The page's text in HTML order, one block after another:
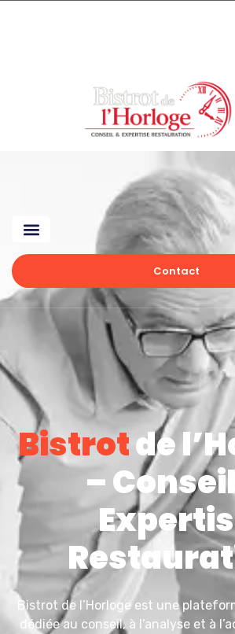
Contact
Bistrotde
–
Bistrot de l’Horloge est une
dédiée au conseil, à l’analyse et à